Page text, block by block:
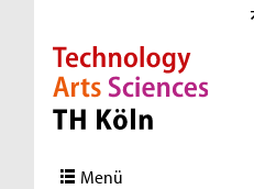
Direkt zur Hauptnavigation
Direkt zur Subnavigation
Direkt zum Inhalt
Direkt zum Fußbereich
Menü